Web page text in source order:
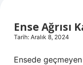
Ense Ağrısı
Tarih: Aralık 8, 2024
Ensede